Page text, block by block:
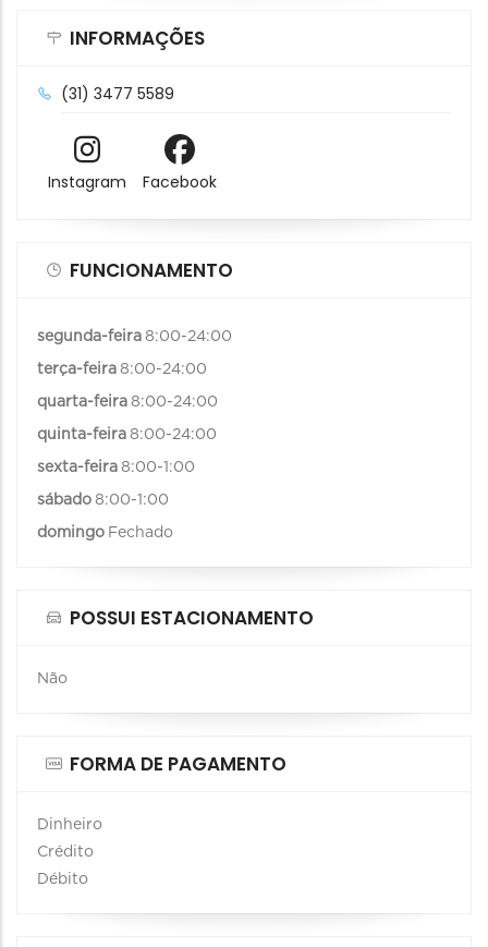
INFORMAÇÕES
(31) 3477 5589
Instagram Facebook
FUNCIONAMENTO
segunda-feira 8:00-24:00
terça-feira 8:00-24:00
quarta-feira 8:00-24:00
quinta-feira 8:00-24:00
sexta-feira 8:00-1:00
sábado 8:00-1:00
domingo Fechado
POSSUI ESTACIONAMENTO
Não
FORMA DE PAGAMENTO
Dinheiro
Crédito
Débito